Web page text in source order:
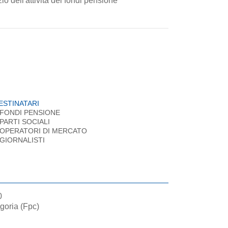
FONDI PENSIONE
PARTI SOCIALI
OPERATORI DI MERCATO
GIORNALISTI
(Fpc)